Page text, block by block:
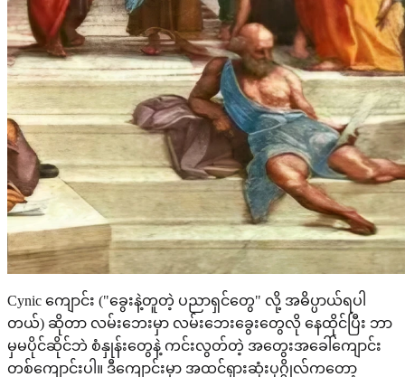
Cynic ကျောင်း ("ခွေးနဲ့တူတဲ့ ပညာရှင်တွေ" လို့ အဓိပ္ပာယ်ရပါ
တယ်) ဆိုတာ လမ်းဘေးမှာ လမ်းဘေးခွေးတွေလို နေထိုင်ပြီး ဘာ
မှမပိုင်ဆိုင်ဘဲ စံနှုန်းတွေနဲ့ ကင်းလွတ်တဲ့ အတွေးအခေါ်ကျောင်း
တစ်ကျောင်းပါ။ ဒီကျောင်းမှာ အထင်ရှားဆုံးပုဂ္ဂိုလ်ကတော့